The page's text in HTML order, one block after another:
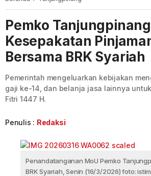
Pemko
Kesepakatan
Bersama BRK Syariah
Pemerintah mengeluarkan kebijakan
gaji ke-14, dan belanja jasa lainnya
Fitri 1447 H.
Penulis : Redaksi
Penandatanganan MoU Pemko
BRK Syariah, Senin (16/3/2026) foto: